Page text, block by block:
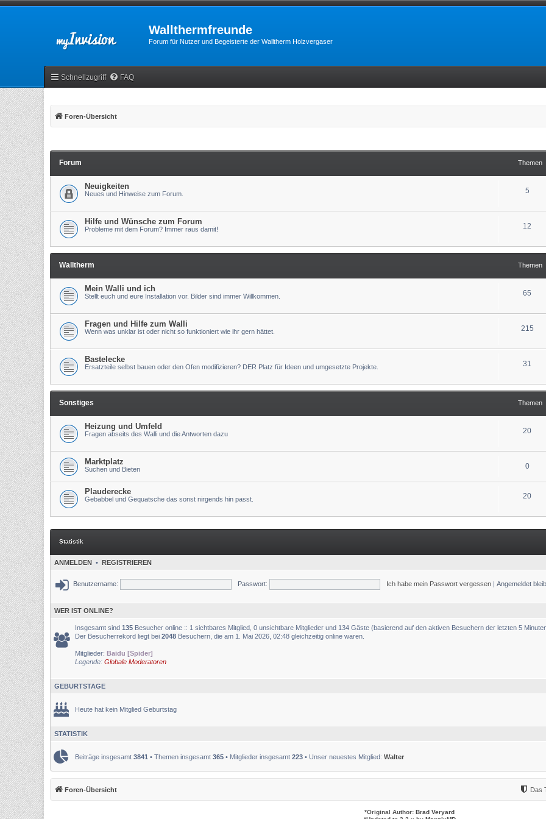
Wallthermfreunde
Forum für Nutzer und Begeisterte der Walltherm Holzvergaser
Schnellzugriff FAQ
Foren-Übersicht
Forum Themen
Neuigkeiten
Neues und Hinweise zum Forum. 5
Hilfe und Wünsche zum Forum
Probleme mit dem Forum? Immer raus damit! 12
Walltherm Themen
Mein Walli und ich
Stellt euch und eure Installation vor. Bilder sind immer Willkommen. 65
Fragen und Hilfe zum Walli
Wenn was unklar ist oder nicht so funktioniert wie ihr gern hättet. 215
Bastelecke
Ersatzteile selbst bauen oder den Ofen modifizieren? DER Platz für Ideen und umgesetzte Projekte. 31
Sonstiges Themen
Heizung und Umfeld
Fragen abseits des Walli und die Antworten dazu 20
Marktplatz
Suchen und Bieten 0
Plauderecke
Gebabbel und Gequatsche das sonst nirgends hin passt. 20
Statistik
ANMELDEN • REGISTRIEREN
Benutzername: Passwort: Ich habe mein Passwort vergessen | Angemeldet
WER IST ONLINE?
Insgesamt sind 135 Besucher online :: 1 sichtbares Mitglied, 0 unsichtbare Mitglieder und 134 Gäste (basierend auf den aktiven Besuchern der letzten 5
Der Besucherrekord liegt bei 2048 Besuchern, die am 1. Mai 2026, 02:48 gleichzeitig online waren.
Mitglieder: Baidu [Spider]
Legende: Globale Moderatoren
GEBURTSTAGE
Heute hat kein Mitglied Geburtstag
STATISTIK
Beiträge insgesamt 3841 • Themen insgesamt 365 • Mitglieder insgesamt 223 • Unser neuestes Mitglied: Walter
Foren-Übersicht Das
*Original Author: Brad Veryard